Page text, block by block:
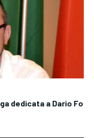
dedicata a Dario Fo